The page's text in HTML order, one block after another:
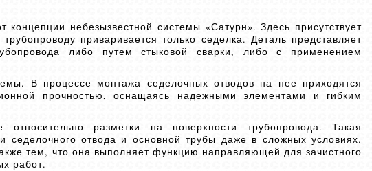
небезызвестной системы «Сатурн». Здесь присутствует
приваривается только седелка. Деталь представляет
либо путем стыковой сварки, либо с применением
В процессе монтажа седелочных отводов на нее приходятся
прочностью, оснащаясь надежными элементами и гибким
разметки на поверхности трубопровода. Такая
седелочного отвода и основной трубы даже в сложных условиях.
тем, что она выполняет функцию направляющей для зачистного
работ.